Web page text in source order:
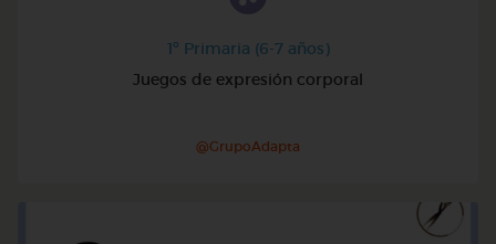
1º Primaria (6-7 años)
Juegos de expresión corporal
@GrupoAdapta